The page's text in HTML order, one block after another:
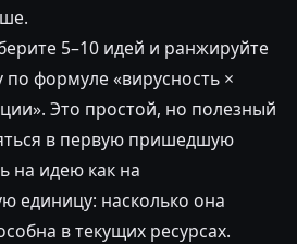
5–10 идей и ранжируйте
по формуле «вирусность ×
Это простой, но полезный
в первую пришедшую
на идею как на
единицу: насколько она
в текущих ресурсах.